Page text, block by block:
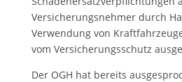
Versicherungsnehmer durch
Verwendung von
vom Versicherungsschutz
Der OGH hat bereits